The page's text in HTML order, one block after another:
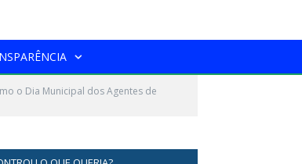
o Dia Municipal dos Agentes de